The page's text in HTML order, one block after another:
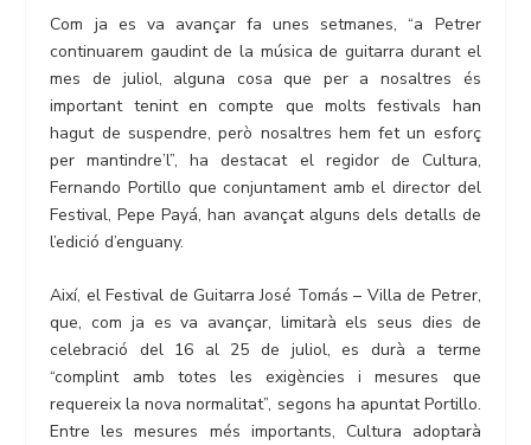
Com ja es va avançar fa unes setmanes, “a Petrer
continuarem gaudint de la música de guitarra durant el
mes de juliol, alguna cosa que per a nosaltres és
important tenint en compte que molts festivals han
hagut de suspendre, però nosaltres hem fet un esforç
per mantindre’l”, ha destacat el regidor de Cultura,
Fernando Portillo que conjuntament amb el director del
Festival, Pepe Payá, han avançat alguns dels detalls de
l’edició d’enguany.
Així, el Festival de Guitarra José Tomás – Villa de Petrer,
que, com ja es va avançar, limitarà els seus dies de
celebració del 16 al 25 de juliol, es durà a terme
“complint amb totes les exigències i mesures que
requereix la nova normalitat”, segons ha apuntat Portillo.
Entre les mesures més importants, Cultura adoptarà